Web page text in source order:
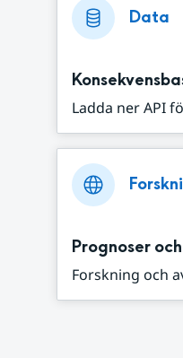
Data
Ladda ner API
Prognoser
Forskning och